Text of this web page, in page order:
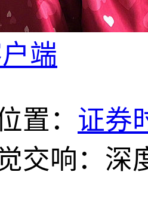
端
置： 证券
交响：深